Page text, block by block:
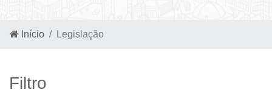
Início Legislação
Filtro